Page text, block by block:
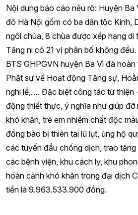
Nội dung báo cáo nêu rõ: Huyện Ba
đô Hà Nội gồm có ba dân tộc Kinh,
ngôi chùa, 8 chùa được xếp hạng di
Tăng ni có 21 vị phân bố không
BTS GHPGVN huyện Ba Vì đã
Phật sự về Hoạt động Tăng sự,
nghi lễ,…. Đặc biệt công tác từ thiện
động thiết thực, ý nghĩa như giúp
khó khăn, trẻ em nhiễm chất độc
đồng bào bị thiên tai lũ lụt, ủng hộ
các tuyến đầu chống dịch, trao
các bệnh viện, khu cách ly, khu
hoàn cảnh khó khăn trong đại dịch
tiền là 9.963.533.900 đồng.